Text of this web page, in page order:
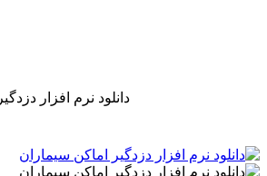
دانلود نرم افزار